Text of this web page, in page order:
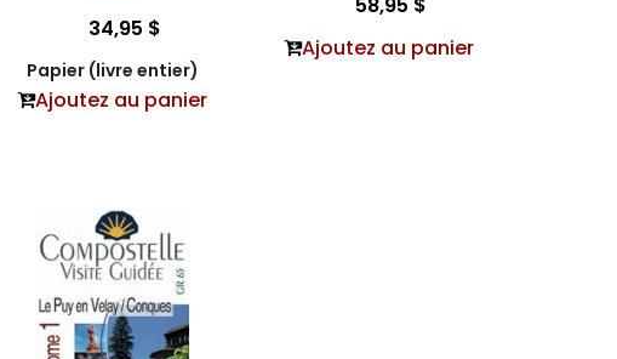
34,95 $
Papier (livre entier)
Ajoutez au panier
Ajoutez au panier